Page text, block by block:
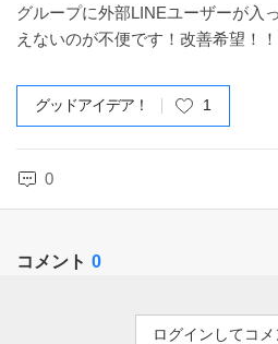
グループに外部LINEユーザーが入
えないのが不便です！改善希望！！
グッドアイデア！ 1
0
コメント 0
ログインしてコメ